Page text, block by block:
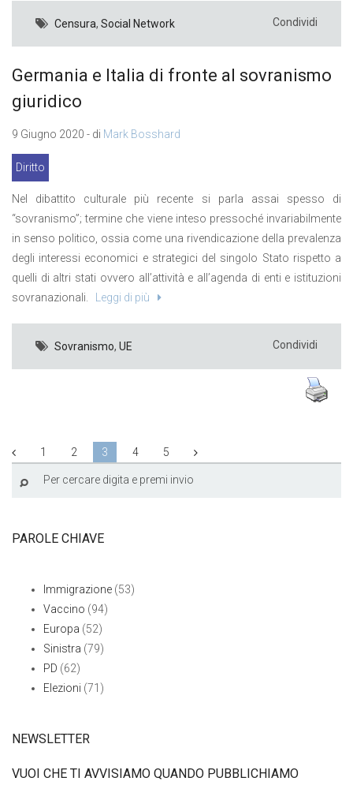
Censura, Social Network Condividi
Germania e Italia di fronte al sovranismo
giuridico
9 Giugno 2020 - di Mark Bosshard
Diritto
Nel dibattito culturale più recente si parla assai spesso di
“sovranismo”; termine che viene inteso pressoché invariabilmente
in senso politico, ossia come una rivendicazione della prevalenza
degli interessi economici e strategici del singolo Stato rispetto a
quelli di altri stati ovvero all’attività e all’agenda di enti e istituzioni
sovranazionali.
Leggi di più
Sovranismo, UE Condividi
1 2 3 4 5
PAROLE CHIAVE
Immigrazione (53)
Vaccino (94)
Europa (52)
Sinistra (79)
PD (62)
Elezioni (71)
NEWSLETTER
VUOI CHE TI AVVISIAMO QUANDO PUBBLICHIAMO